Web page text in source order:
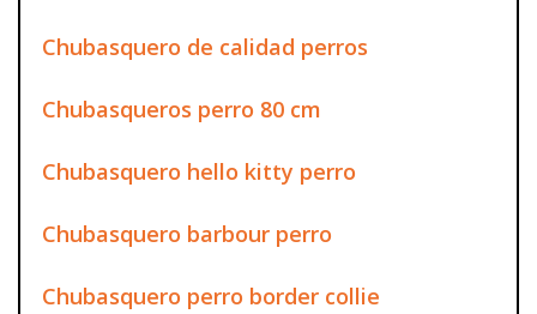
Chubasquero de calidad perros
Chubasqueros perro 80 cm
Chubasquero hello kitty perro
Chubasquero barbour perro
Chubasquero perro border collie